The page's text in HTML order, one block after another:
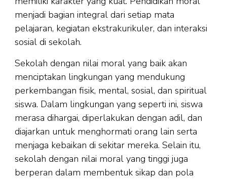
menjadi bagian integral dari setiap mata
pelajaran, kegiatan ekstrakurikuler, dan interaksi
sosial di sekolah.
Sekolah dengan nilai moral yang baik akan
menciptakan lingkungan yang mendukung
perkembangan fisik, mental, sosial, dan spiritual
siswa. Dalam lingkungan yang seperti ini, siswa
merasa dihargai, diperlakukan dengan adil, dan
diajarkan untuk menghormati orang lain serta
menjaga kebaikan di sekitar mereka. Selain itu,
sekolah dengan nilai moral yang tinggi juga
berperan dalam membentuk sikap dan pola